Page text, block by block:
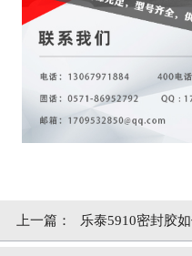
上一篇： 乐泰5910密封胶